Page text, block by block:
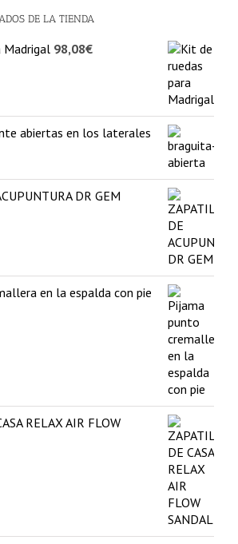
DE LA TIENDA
Madrigal 98,08€
abiertas en los laterales
DR GEM
en la espalda con pie
RELAX AIR FLOW